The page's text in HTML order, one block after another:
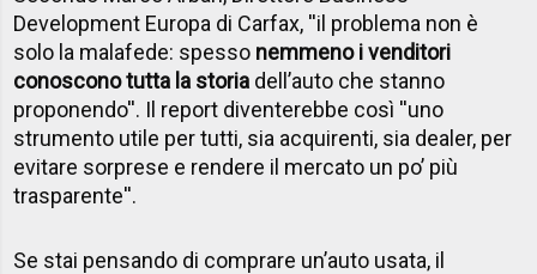
Development Europa di Carfax, ''il problema non è
solo la malafede: spesso nemmeno i venditori
conoscono tutta la storia dell’auto che stanno
proponendo''. Il report diventerebbe così ''uno
strumento utile per tutti, sia acquirenti, sia dealer, per
evitare sorprese e rendere il mercato un po’ più
trasparente''.
Se stai pensando di comprare un’auto usata, il